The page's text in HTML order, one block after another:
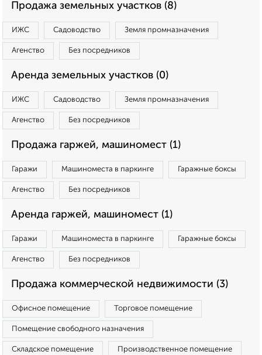
Продажа земельных участков (8)
ИЖС Садоводство Земля промназначения
Агенство Без посредников
Аренда земельных участков (0)
ИЖС Садоводство Земля промназначения
Агенство Без посредников
Продажа гаржей, машиномест (1)
Гаражи Машиноместа в паркинге Гаражные боксы
Агенство Без посредников
Аренда гаржей, машиномест (1)
Гаражи Машиноместа в паркинге Гаражные боксы
Агенство Без посредников
Продажа коммерческой недвижимости (3)
Офисное помещение Торговое помещение
Помещение свободного назначения
Складское помещение Производственное помещение